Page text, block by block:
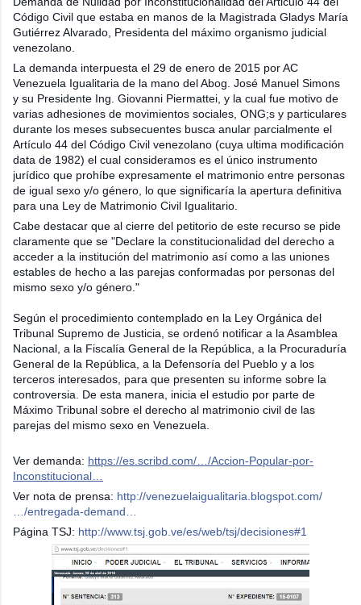
Código Civil que estaba en manos de la Magistrada Gladys María
Gutiérrez Alvarado, Presidenta del máximo organismo judicial
venezolano.
La demanda interpuesta el 29 de enero de 2015 por AC
Venezuela Igualitaria de la mano del Abog. José Manuel Simons
y su Presidente Ing. Giovanni Piermattei, y la cual fue motivo de
varias adhesiones de movimientos sociales, ONG;s y particulares
durante los meses subsecuentes busca anular parcialmente el
Artículo 44 del Código Civil venezolano (cuya ultima modificación
data de 1982) el cual consideramos es el único instrumento
jurídico que prohíbe expresamente el matrimonio entre personas
de igual sexo y/o género, lo que significaría la apertura definitiva
para una Ley de Matrimonio Civil Igualitario.
Cabe destacar que al cierre del petitorio de este recurso se pide
claramente que se "Declare la constitucionalidad del derecho a
acceder a la institución del matrimonio así como a las uniones
estables de hecho a las parejas conformadas por personas del
mismo sexo y/o género."
Según el procedimiento contemplado en la Ley Orgánica del
Tribunal Supremo de Justicia, se ordenó notificar a la Asamblea
Nacional, a la Fiscalía General de la República, a la Procuraduría
General de la República, a la Defensoría del Pueblo y a los
terceros interesados, para que presenten su informe sobre la
controversia. De esta manera, inicia el estudio por parte de
Máximo Tribunal sobre el derecho al matrimonio civil de las
parejas del mismo sexo en Venezuela.
Ver demanda: https://es.scribd.com/…/Accion-Popular-por-
Inconstitucional…
Ver nota de prensa: http://venezuelaigualitaria.blogspot.com/
…/entregada-demand…
Página TSJ: http://www.tsj.gob.ve/es/web/tsj/decisiones#1